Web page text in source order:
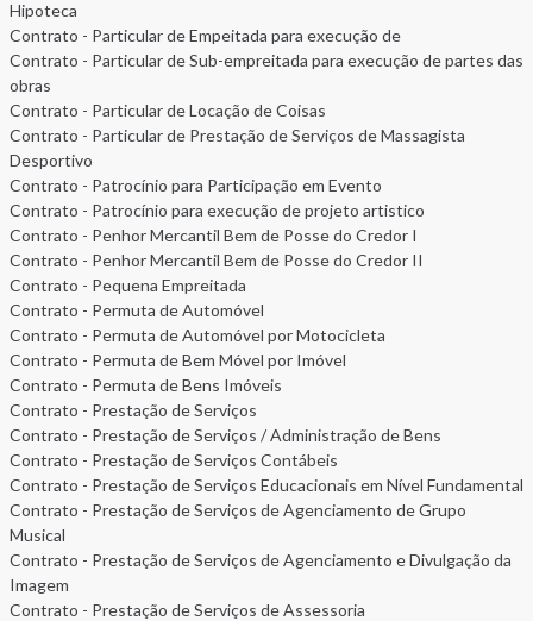
Hipoteca
Contrato - Particular de Empeitada para execução de
Contrato - Particular de Sub-empreitada para execução de partes das
obras
Contrato - Particular de Locação de Coisas
Contrato - Particular de Prestação de Serviços de Massagista
Desportivo
Contrato - Patrocínio para Participação em Evento
Contrato - Patrocínio para execução de projeto artistico
Contrato - Penhor Mercantil Bem de Posse do Credor I
Contrato - Penhor Mercantil Bem de Posse do Credor II
Contrato - Pequena Empreitada
Contrato - Permuta de Automóvel
Contrato - Permuta de Automóvel por Motocicleta
Contrato - Permuta de Bem Móvel por Imóvel
Contrato - Permuta de Bens Imóveis
Contrato - Prestação de Serviços
Contrato - Prestação de Serviços / Administração de Bens
Contrato - Prestação de Serviços Contábeis
Contrato - Prestação de Serviços Educacionais em Nível Fundamental
Contrato - Prestação de Serviços de Agenciamento de Grupo
Musical
Contrato - Prestação de Serviços de Agenciamento e Divulgação da
Imagem
Contrato - Prestação de Serviços de Assessoria